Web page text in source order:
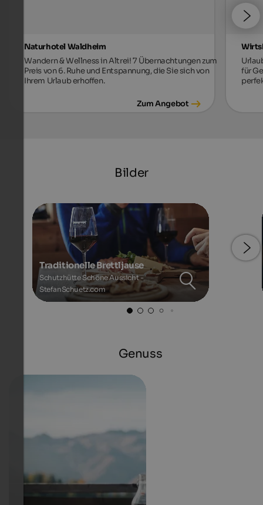
Naturhotel Waldheim
Wandern & Wellness in Altrei! 7 Übernachtungen zum
Preis von 6. Ruhe und Entspannung, die Sie sich von
Ihrem Urlaub erhoffen.
Zum Angebot
für
Bilder
Traditionelle Brettljause
Schutzhütte Schöne Aussicht -
StefanSchuetz.com
Genuss